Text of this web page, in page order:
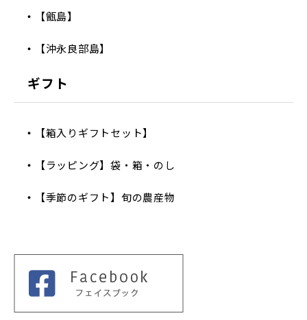
【甑島】
【沖永良部島】
ギフト
【箱入りギフトセット】
【ラッピング】袋・箱・のし
【季節のギフト】旬の農産物